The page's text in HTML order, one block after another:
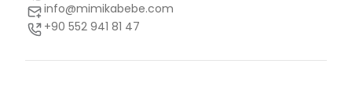
info@mimikabebe.com
+90 552 941 81 47